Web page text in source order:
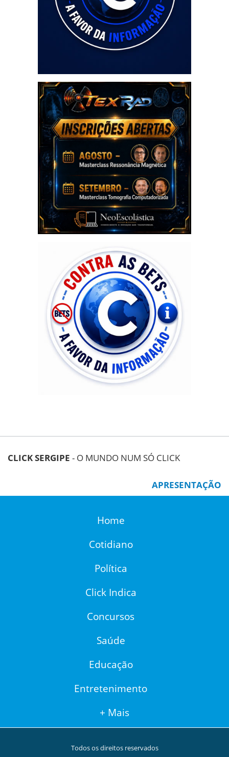
CLICK SERGIPE - O MUNDO NUM SÓ CLICK
APRESENTAÇÃO
Home
Cotidiano
Política
Click Indica
Concursos
Saúde
Educação
Entretenimento
+ Mais
Todos os direitos reservados